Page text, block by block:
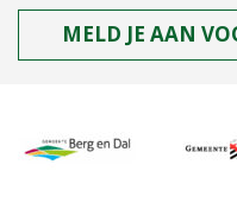
MELD JE AAN